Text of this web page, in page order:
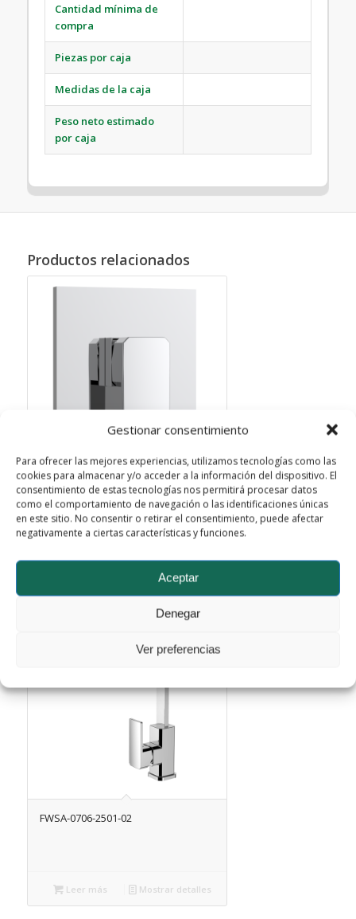
Gestionar consentimiento
Para ofrecer las mejores experiencias, utilizamos tecnologías como las
cookies para almacenar y/o acceder a la información del dispositivo. El
consentimiento de estas tecnologías nos permitirá procesar datos
como el comportamiento de navegación o las identificaciones únicas
en este sitio. No consentir o retirar el consentimiento, puede afectar
negativamente a ciertas características y funciones.
Aceptar
Denegar
Ver preferencias
Cantidad mínima de
compra
Piezas por caja
Medidas de la caja
Peso neto estimado
por caja
Productos relacionados
FWSA-0704-2501-01
FWSA-0706-2501-02
Leer más Mostrar detalles